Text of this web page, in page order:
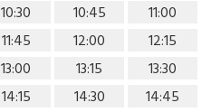
10:30 10:45
11:00
11:45 12:00
12:15
13:00 13:15
13:30
14:15 14:30
14:45